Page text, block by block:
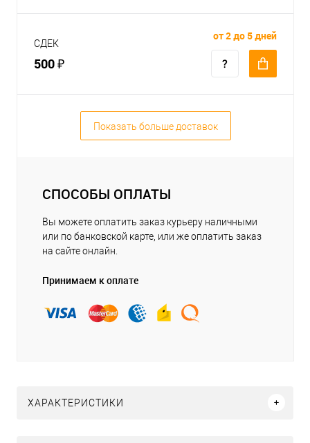
СДЕК
500 ₽
от 2 до 5 дней
Показать больше доставок
СПОСОБЫ ОПЛАТЫ
Вы можете оплатить заказ курьеру наличными
или по банковской карте, или же оплатить заказ
на сайте онлайн.
Принимаем к оплате
ХАРАКТЕРИСТИКИ